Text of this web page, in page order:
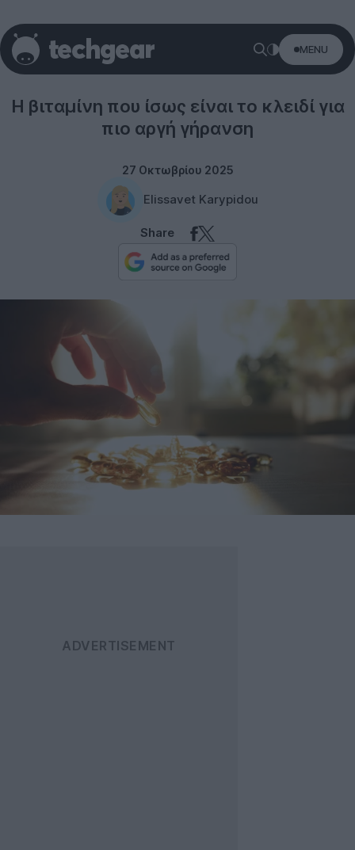
MENU
Η βιταμίνη που ίσως είναι το κλειδί για
πιο αργή γήρανση
27 Οκτωβρίου 2025
Elissavet Karypidou
Share